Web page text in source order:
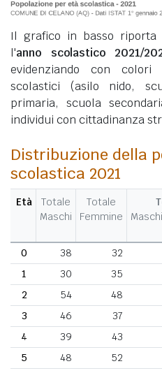
Il grafico in basso
l'anno scolastico 2021/
evidenziando con
scolastici (asilo nido,
primaria, scuola
individui con cittadinanza
Distribuzione della
scolastica 2021
Età
Totale
Maschi
Totale
Femmine
0
38 32
1
30 35
2
54 48
3
46 37
4
39 43
5
48 52